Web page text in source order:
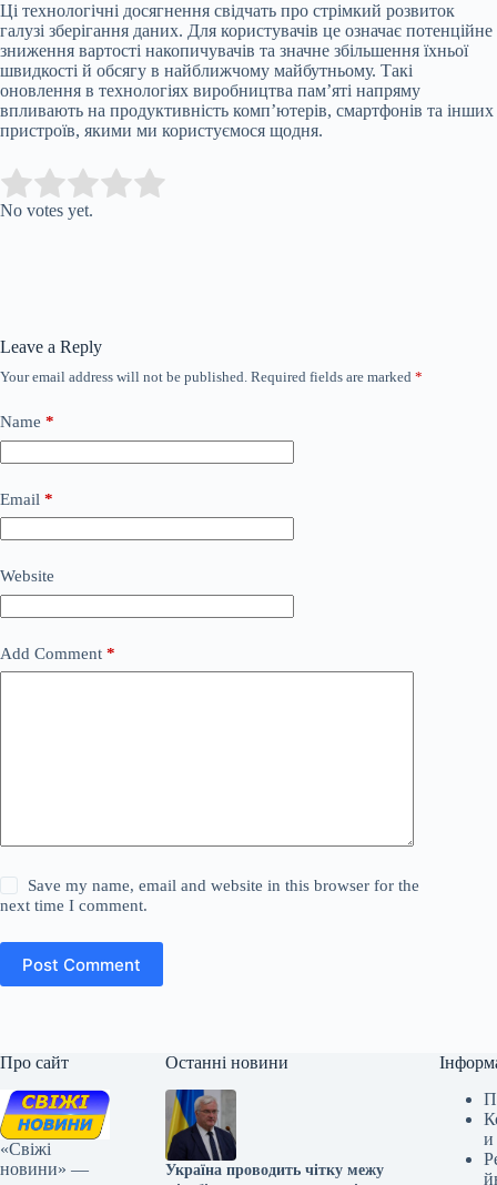
Ці технологічні досягнення свідчать про стрімкий розвиток
галузі зберігання даних. Для користувачів це означає потенційне
зниження вартості накопичувачів та значне збільшення їхньої
швидкості й обсягу в найближчому майбутньому. Такі
оновлення в технологіях виробництва пам’яті напряму
впливають на продуктивність комп’ютерів, смартфонів та інших
пристроїв, якими ми користуємося щодня.
Rate this item:
No votes yet.
Leave a Reply
Your email address will not be published. Required fields are marked *
Name *
Email *
Website
Add Comment *
Save my name, email and website in this browser for the
next time I comment.
Post Comment
Про сайт
«Свіжі
новини» —
Останні новини
Україна проводить чітку межу
и